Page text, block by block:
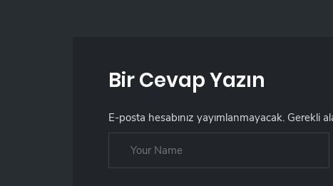
Bir Cevap Yazın
E-posta hesabınız yayımlanmayacak. Gerekli